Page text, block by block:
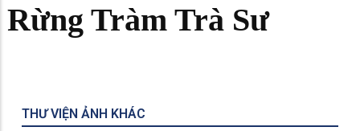
Rừng Tràm Trà Sư
THƯ VIỆN ẢNH KHÁC